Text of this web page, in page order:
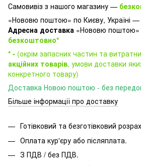
Самовивіз з нашого магазину —
«Нововю поштою» по Києву, Україні —
Адресна доставка «Нововю поштою»
безкоштовно*
* - (окрім запасних частин та
акційних товарів, умови доставки
конкретного товару)
Доставка Новою поштою - без
Більше інформації про доставку
Готівковий та безготівковий
Оплата кур'єру або післяплата.
З ПДВ / без ПДВ.